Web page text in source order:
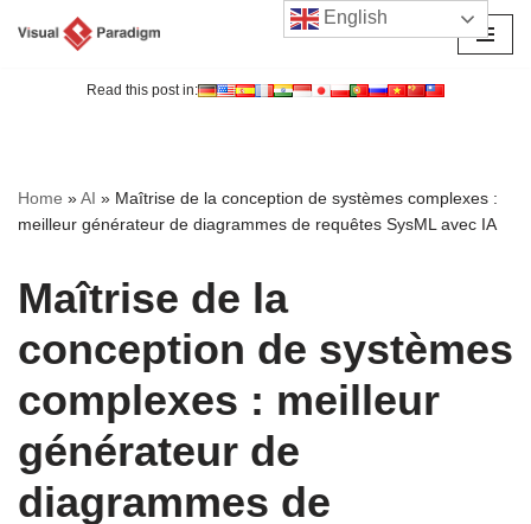
Read this post in:
Home »AI » Maîtrise de la conception de systèmes complexes :
meilleur générateur de diagrammes de requêtes SysML avec IA
Maîtrise de la
conception de systèmes
complexes : meilleur
générateur de
diagrammes de
English